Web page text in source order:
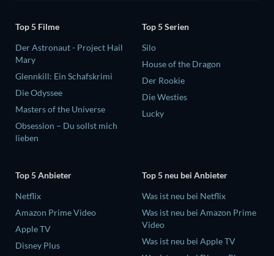
Top 5 Filme
Der Astronaut - Project Hail
Mary
Glennkill: Ein Schafskrimi
Die Odyssee
Masters of the Universe
Obsession – Du sollst mich
lieben
Top 5 Serien
Silo
House of the Dragon
Der Rookie
Die Westies
Lucky
Top 5 Anbieter
Netflix
Amazon Prime Video
Apple TV
Disney Plus
Top 5 neu bei Anbieter
Was ist neu bei Netflix
Was ist neu bei Amazon Prime
Video
Was ist neu bei Apple TV